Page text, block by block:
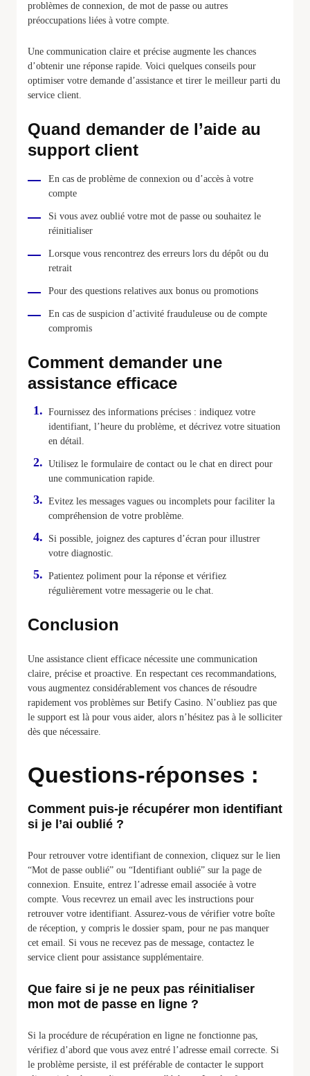
problèmes de connexion, de mot de passe ou autres
préoccupations liées à votre compte.
Une communication claire et précise augmente les chances
d’obtenir une réponse rapide. Voici quelques conseils pour
optimiser votre demande d’assistance et tirer le meilleur parti du
service client.
Quand demander de l’aide au
support client
En cas de problème de connexion ou d’accès à votre
compte
Si vous avez oublié votre mot de passe ou souhaitez le
réinitialiser
Lorsque vous rencontrez des erreurs lors du dépôt ou du
retrait
Pour des questions relatives aux bonus ou promotions
En cas de suspicion d’activité frauduleuse ou de compte
compromis
Comment demander une
assistance efficace
Fournissez des informations précises : indiquez votre
identifiant, l’heure du problème, et décrivez votre situation
en détail.
Utilisez le formulaire de contact ou le chat en direct pour
une communication rapide.
Evitez les messages vagues ou incomplets pour faciliter la
compréhension de votre problème.
Si possible, joignez des captures d’écran pour illustrer
votre diagnostic.
Patientez poliment pour la réponse et vérifiez
régulièrement votre messagerie ou le chat.
Conclusion
Une assistance client efficace nécessite une communication
claire, précise et proactive. En respectant ces recommandations,
vous augmentez considérablement vos chances de résoudre
rapidement vos problèmes sur Betify Casino. N’oubliez pas que
le support est là pour vous aider, alors n’hésitez pas à le solliciter
dès que nécessaire.
Questions-réponses :
Comment puis-je récupérer mon identifiant
si je l’ai oublié ?
Pour retrouver votre identifiant de connexion, cliquez sur le lien
“Mot de passe oublié” ou “Identifiant oublié” sur la page de
connexion. Ensuite, entrez l’adresse email associée à votre
compte. Vous recevrez un email avec les instructions pour
retrouver votre identifiant. Assurez-vous de vérifier votre boîte
de réception, y compris le dossier spam, pour ne pas manquer
cet email. Si vous ne recevez pas de message, contactez le
service client pour assistance supplémentaire.
Que faire si je ne peux pas réinitialiser
mon mot de passe en ligne ?
Si la procédure de récupération en ligne ne fonctionne pas,
vérifiez d’abord que vous avez entré l’adresse email correcte. Si
le problème persiste, il est préférable de contacter le support